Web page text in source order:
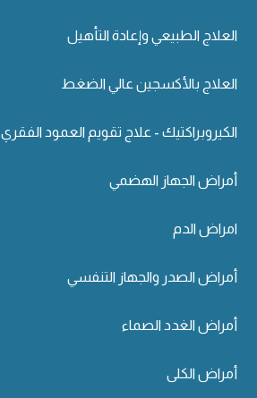
العلاج الطبيعي وإعادة التأهيل
العلاج بالأكسجين عالي الضغط
الكيروبراكتيك - علاج تقويم العمود الفقري
أمراض الجهاز الهضمي
امراض الدم
أمراض الصدر والجهاز التنفسي
أمراض الغدد الصماء
أمراض الكلى